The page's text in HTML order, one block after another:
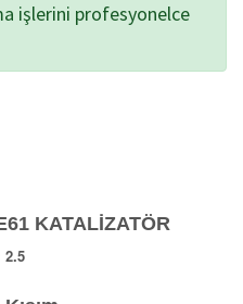
işlerini profesyonelce
KATALİZATÖR
2.5